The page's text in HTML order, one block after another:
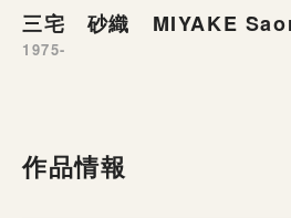
三宅 砂織 MIYAKE
1975-
作品情報